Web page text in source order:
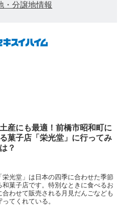
・分譲地情報
産にも最適！前橋市昭和町に
菓子店「栄光堂」に行ってみ
？
光堂」は日本の四季に合わせた季節
菓子店です。特別なときに食べるお
わせて販売される月見だんごなども
てくれている。